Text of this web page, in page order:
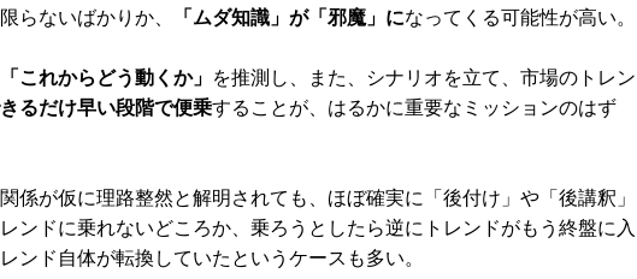
らないばかりか、
「ムダ知識」が「邪魔」になってくる可能性が高い。
「これからどう動くか」 を推測し、また、シナリオを立て、市場のトレン
るだけ早い段階で便乗することが、はるかに重要なミッションのはず
係が仮に理路整然と解明されても、ほぼ確実に「後付け」や「後講釈」
ンドに乗れないどころか、乗ろうとしたら逆にトレンドがもう終盤に入
ンド自体が転換していたというケースも多い。